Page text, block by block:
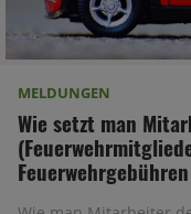
MELDUNGEN
Wie setzt man